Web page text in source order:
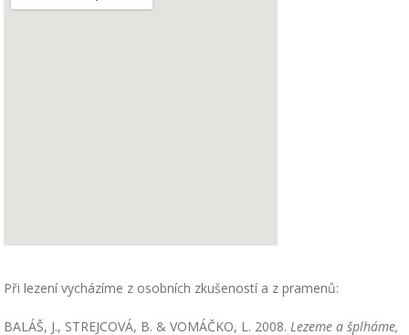
Při lezení vycházíme z osobních zkušeností a z pramenů:
BALÁŠ, J., STREJCOVÁ, B. & VOMÁČKO, L. 2008.Lezeme a šplháme,